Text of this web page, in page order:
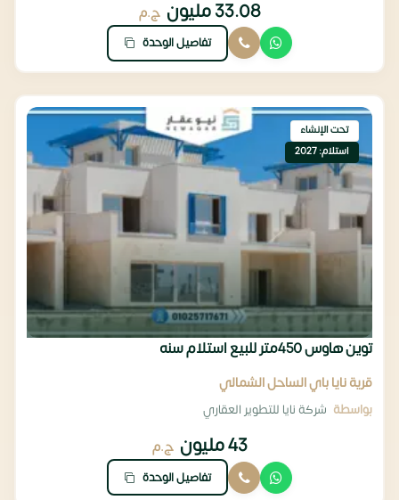
33.08 مليون ج.م
تفاصيل الوحدة
تحت الإنشاء
استلام: 2027
توين هاوس 450متر للبيع استلام سنه
قرية نايا باي الساحل الشمالي
بواسطة شركة نايا للتطوير العقاري
43 مليون ج.م
تفاصيل الوحدة